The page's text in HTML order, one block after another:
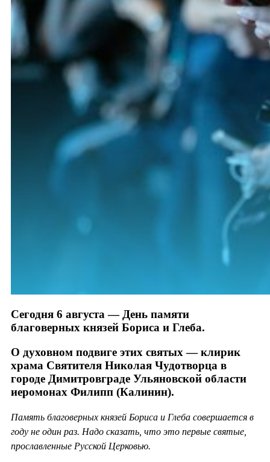
Сегодня 6 августа — День памяти
благоверных князей Бориса и Глеба.
О духовном подвиге этих святых — клирик
храма Святителя Николая Чудотворца в
городе Димитровграде Ульяновской области
иеромонах Филипп (Калинин).
Память благоверных князей Бориса и Глеба совершается в
году не один раз. Надо сказать, что это первые святые,
прославленные Русской Церковью.